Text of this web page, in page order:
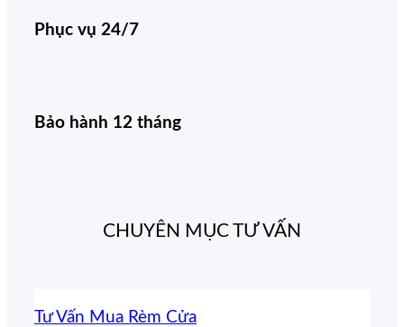
Phục vụ 24/7
Bảo hành 12 tháng
CHUYÊN MỤC TƯ VẤN
Tư Vấn Mua Rèm Cửa